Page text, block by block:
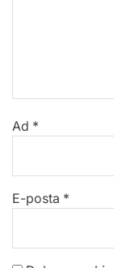
Ad *
E-posta *